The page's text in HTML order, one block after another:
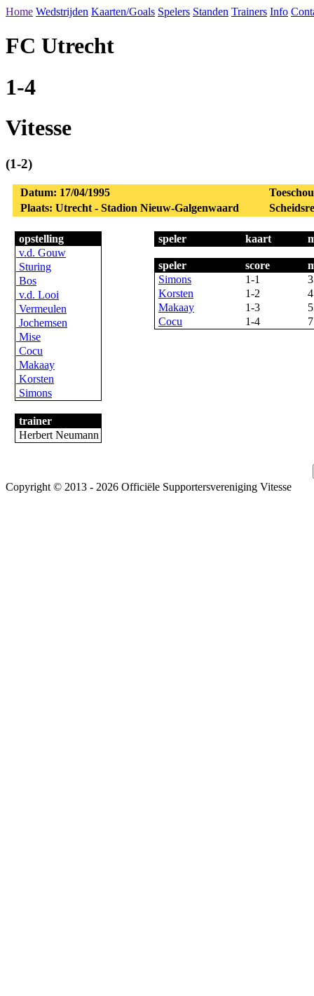
Home Wedstrijden Kaarten/Goals Spelers Standen Trainers Info
FC Utrecht
1-4
Vitesse
(1-2)
Datum: 17/04/1995
Plaats: Utrecht - Stadion Nieuw-Galgenwaard
opstelling
v.d. Gouw
Sturing
Bos
v.d. Looi
Vermeulen
Jochemsen
Mise
Cocu
Makaay
Korsten
Simons
trainer
Herbert Neumann
speler kaart
speler score
Simons
1-1
Korsten
1-2
Makaay
1-3
Cocu
1-4
Copyright © 2013 - 2026 Officiële Supportersvereniging Vitesse